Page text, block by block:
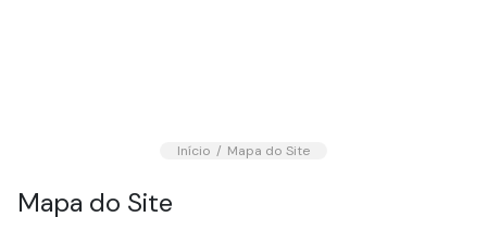
Início Mapa do Site
Mapa do Site